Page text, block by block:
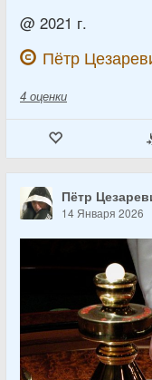
@ 2021 г.
Пётр
4 оценки
Пётр
14 Января 2026